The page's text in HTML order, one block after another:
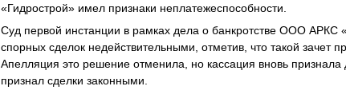
«Гидрострой» имел признаки неплатежеспособности.
Суд первой инстанции в рамках дела о банкротстве ООО АРКС
спорных сделок недействительными, отметив, что такой зачет
Апелляция это решение отменила, но кассация вновь
признал сделки законными.